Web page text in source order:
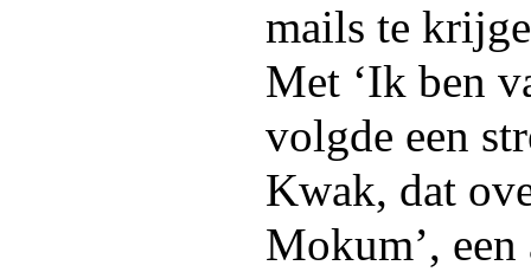
mails te
Met ‘Ik ben
volgde een
Kwak, dat
Mokum’,